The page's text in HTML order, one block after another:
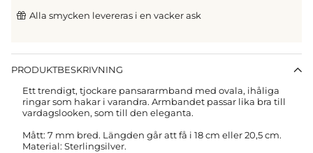
Alla smycken levereras i en vacker ask
PRODUKTBESKRIVNING
Ett trendigt, tjockare pansararmband med ovala, ihåliga
ringar som hakar i varandra. Armbandet passar lika bra till
vardagslooken, som till den eleganta.
Mått: 7 mm bred. Längden går att få i 18 cm eller 20,5 cm.
Material: Sterlingsilver.